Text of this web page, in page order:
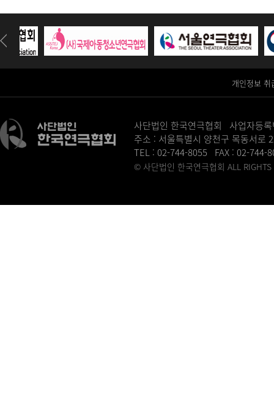
개인정보 취
사단법인 한국연극협회 사업자등
주소 : 서울특별시 양천구 목동서로
TEL : 02-744-8055 FAX : 02-
© 사단법인 한국연극협회 ALL RIGHTS